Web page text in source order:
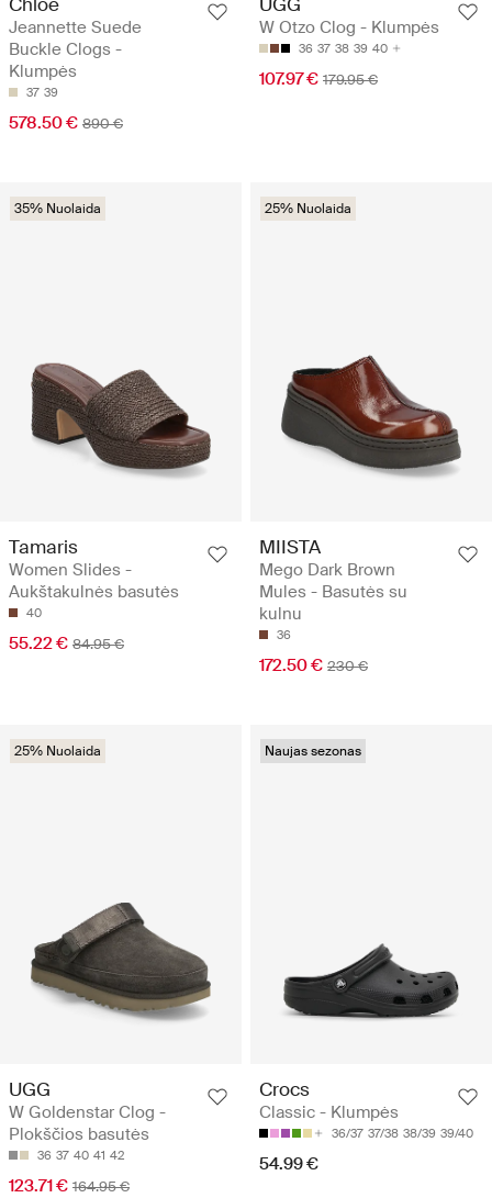
Jeannette Suede
Buckle Clogs -
Klumpės
37 39
578.50 € 890 €
W Otzo Clog - Klumpės
36 37 38 39 40
107.97 € 179.95 €
35% Nuolaida
Tamaris
Women Slides -
Aukštakulnės basutės
40
55.22 € 84.95 €
25% Nuolaida
MIISTA
Mego Dark Brown
Mules - Basutės su
kulnu
36
172.50 € 230 €
25% Nuolaida
UGG
W Goldenstar Clog -
Plokščios basutės
36 37 40 41 42
123.71 € 164.95 €
Naujas sezonas
Crocs
Classic - Klumpės
36/37 37/38 38/39 39/40
54.99 €